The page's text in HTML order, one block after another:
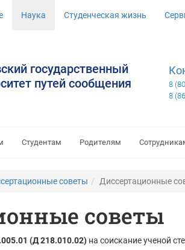
Наука Студенческая жизнь
государственный
путей сообщения
8
8
Студентам Родителям
советы Диссертационные
советы
(Д 218.010.02) на соискание ученой